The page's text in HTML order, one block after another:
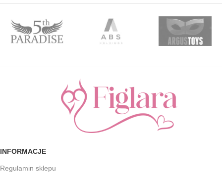
INFORMACJE
Regulamin sklepu